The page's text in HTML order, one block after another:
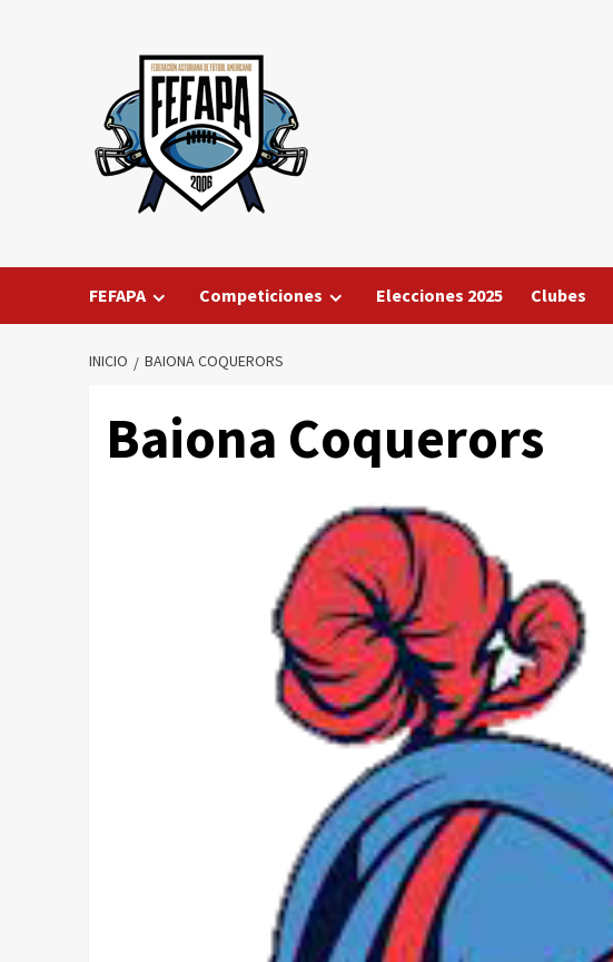
FEFAPA Competiciones Elecciones 2025 Clubes
INICIO BAIONA COQUERORS
Baiona Coquerors